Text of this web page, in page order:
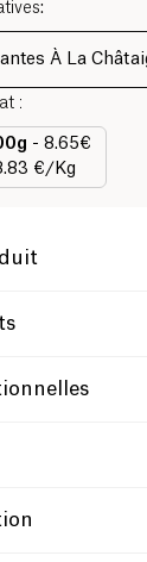
:
À La
:
- 8.65€
€/Kg
gluten